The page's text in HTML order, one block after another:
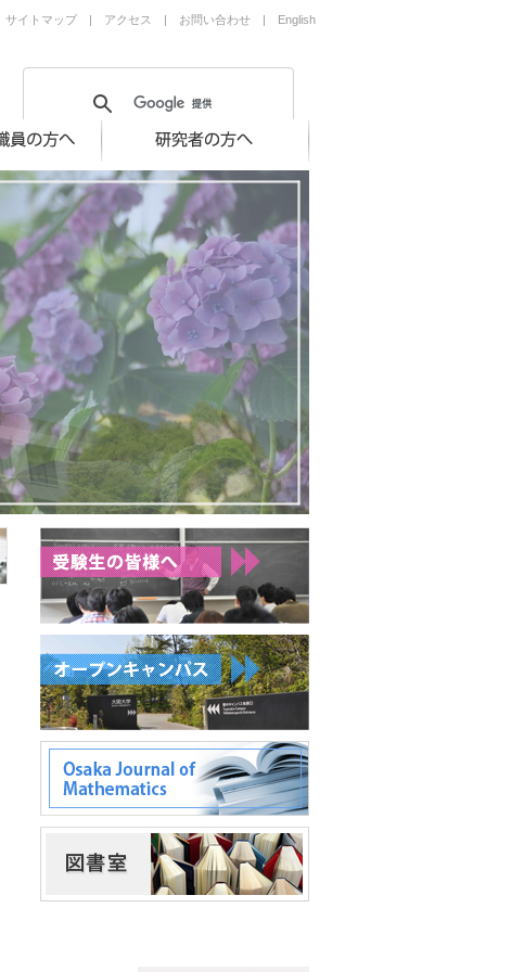
サイトマップ | アクセス | お問い合わせ | English